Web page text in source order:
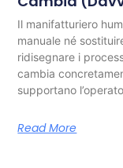
Il manifatturiero
manuale né
ridisegnare i
cambia
supportano
Read More